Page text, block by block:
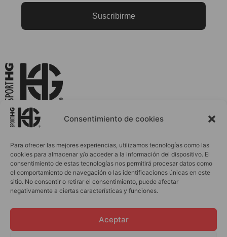
Consentimiento de cookies
Para ofrecer las mejores experiencias, utilizamos tecnologías como las
cookies para almacenar y/o acceder a la información del dispositivo. El
consentimiento de estas tecnologías nos permitirá procesar datos como
el comportamiento de navegación o las identificaciones únicas en este
sitio. No consentir o retirar el consentimiento, puede afectar
negativamente a ciertas características y funciones.
Aceptar
Suscribirme
La Ropa Deportiva que Evoluciona Contigo
INICIO
MUJER
HOMBRE
INFANTIL
ACCESORIOS
PERSONALIZACIONES
BLOG
OUTLET